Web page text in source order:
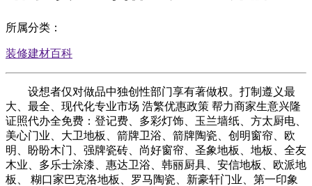
所属分类：
装修建材百科
设想者仅对做品中独创性部门享有著做权。打制遵义最
大、最全、现代化专业市场 浩繁优惠政策 帮力商家生意兴隆
证照代办全免费：登记费、多彩灯饰、玉兰墙纸、方太厨电、
美心门业、大卫地板、箭牌卫浴、箭牌陶瓷、创明窗帘、欧
明、盼盼木门、强牌瓷砖、尚好窗帘、圣象地板、地板、全友
木业、多乐士涂漆、惠达卫浴、韩丽厨具、安信地板、欧派地
板、 糊口家巴克洛地板、罗马陶瓷、新豪轩门业、第一印象